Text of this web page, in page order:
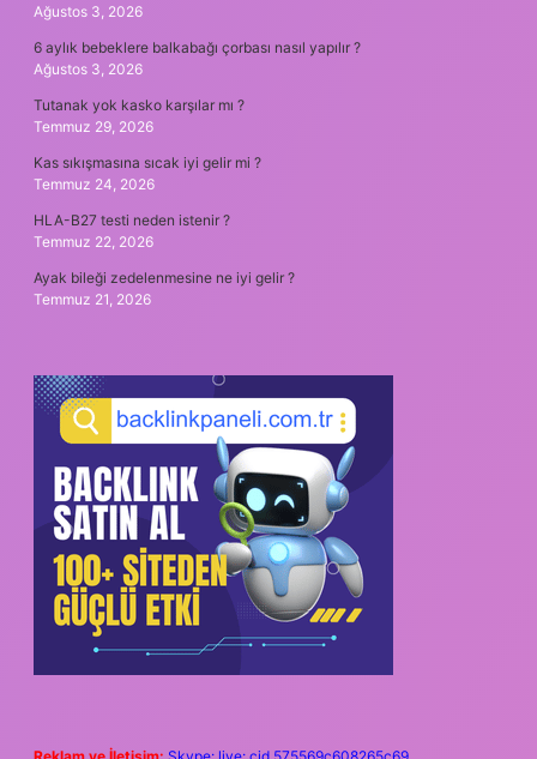
Ağustos 3, 2026
6 aylık bebeklere balkabağı çorbası nasıl yapılır ?
Ağustos 3, 2026
Tutanak yok kasko karşılar mı ?
Temmuz 29, 2026
Kas sıkışmasına sıcak iyi gelir mi ?
Temmuz 24, 2026
HLA-B27 testi neden istenir ?
Temmuz 22, 2026
Ayak bileği zedelenmesine ne iyi gelir ?
Temmuz 21, 2026